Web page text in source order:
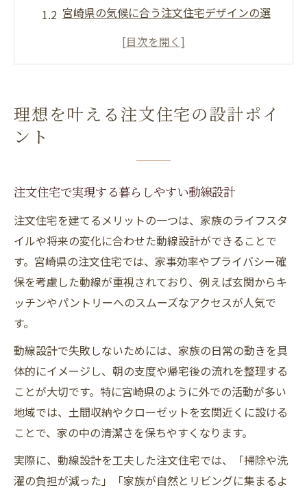
宮崎県の気候に合う注文住宅デザインの選
注文住宅を成功させるヒアリングの重要性
宮崎県における家づくりのデザイン戦略
注文住宅で叶える宮崎ならではの快適空間
宮崎の暮らしに合う注文住宅の間取り提案
注文住宅に最適な素材と設備選びのポイン
ト
ライフスタイル別に考える注文住宅デザイ
ン
注文住宅で自由に作る理想の間取りアイデ
ア
家族構成に合わせた注文住宅の間取り工夫
注文住宅で叶える将来を見据えたプランニ
ング
ライフスタイルに合う注文住宅の動線設計
術
理想を叶える注文住宅の設計ポイ
ント
注文住宅で実現する暮らしやすい動線設計
注文住宅を建てるメリットの一つは、家族のライフスタ
イルや将来の変化に合わせた動線設計ができることで
す。宮崎県の注文住宅では、家事効率やプライバシー確
保を考慮した動線が重視されており、例えば玄関からキ
ッチンやパントリーへのスムーズなアクセスが人気で
す。
動線設計で失敗しないためには、家族の日常の動きを具
体的にイメージし、朝の支度や帰宅後の流れを整理する
ことが大切です。特に宮崎県のように外での活動が多い
地域では、土間収納やクローゼットを玄関近くに設ける
ことで、家の中の清潔さを保ちやすくなります。
実際に、動線設計を工夫した注文住宅では、「掃除や洗
濯の負担が減った」「家族が自然とリビングに集まるよ